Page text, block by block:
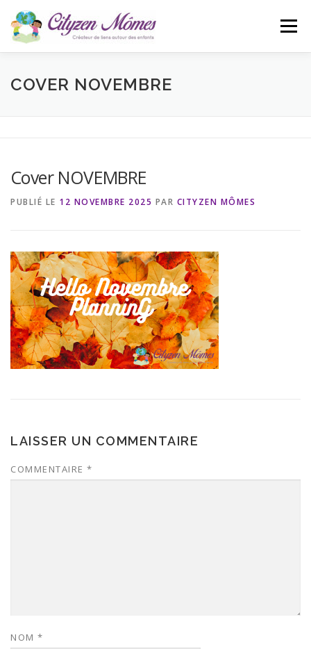
contenu
Menu
ACCUEIL L’ASSOCIATION
COVER NOVEMBRE
Cover NOVEMBRE
PUBLIÉ LE 12 NOVEMBRE 2025 PAR CITYZEN MÔMES
LAISSER UN COMMENTAIRE
COMMENTAIRE *
NOM *